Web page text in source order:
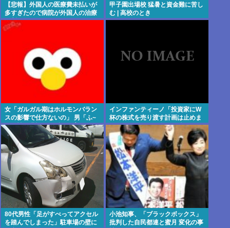
【悲報】外国人の医療費未払いが
多すぎたので病院が外国人の治療
を断るようになってしまう
甲子園出場校 猛暑と資金難に苦し
む | 高校のとき
女「ガルガル期はホルモンバラン
スの影響で仕方ないの」 男「ふ~
ん、性欲我慢できずレ●プする男
と同じだね」
インファンティーノ「投資家にW
杯の株式を売り渡す計画は止めま
す。ごめん。でも会長は続けま
す」
80代男性「足がすべってアクセル
を踏んでしまった」駐車場の壁に
小池知事、「ブラックボックス」
批判した自民都連と蜜月 変化の事